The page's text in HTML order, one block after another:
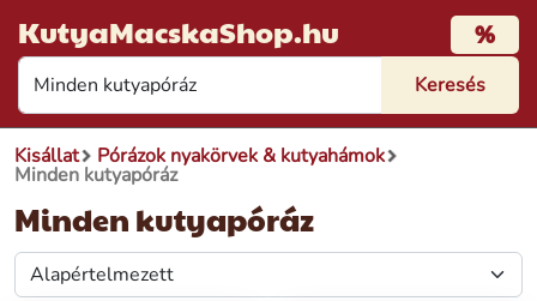
KutyaMacskaShop.hu %
Kisállat Pórázok nyakörvek & kutyahámok
Minden kutyapóráz
Minden kutyapóráz